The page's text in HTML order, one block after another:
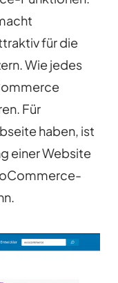
für die
Wie jedes
Für
haben, ist
einer Website